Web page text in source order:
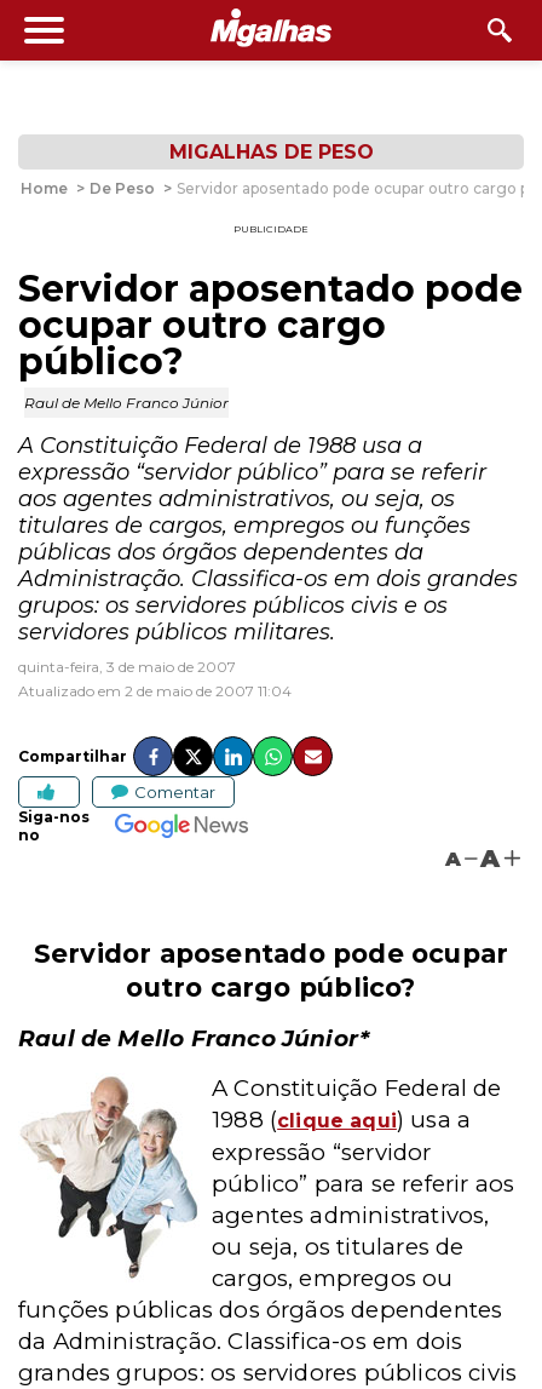
MIGALHAS DE PESO
Home > De Peso > Servidor aposentado pode ocupar outro cargo
PUBLICIDADE
Servidor aposentado pode
ocupar outro cargo
público?
Raul de Mello Franco Júnior
A Constituição Federal de 1988 usa a
expressão “servidor público” para se referir
aos agentes administrativos, ou seja, os
titulares de cargos, empregos ou funções
públicas dos órgãos dependentes da
Administração. Classifica-os em dois grandes
grupos: os servidores públicos civis e os
servidores públicos militares.
quinta-feira, 3 de maio de 2007
Atualizado em 2 de maio de 2007 11:04
Compartilhar
Comentar
Siga-nos
no
A A
Servidor aposentado pode ocupar
outro cargo público?
Raul de Mello Franco Júnior*
A Constituição Federal de
1988 (clique aqui) usa a
expressão “servidor
público” para se referir aos
agentes administrativos,
ou seja, os titulares de
cargos, empregos ou
funções públicas dos órgãos dependentes
da Administração. Classifica-os em dois
grandes grupos: os servidores públicos civis